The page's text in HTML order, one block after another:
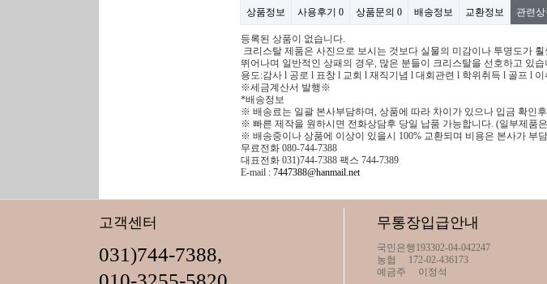
상품정보
사용후기 0 상품문의 0 배송정보 교환정보 관련상
등록된 상품이 없습니다.
크리스탈 제품은 사진으로 보시는 것보다 실물의 미감이나 투명도가 훨
뛰어나며 일반적인 상패의 경우, 많은 분들이 크리스탈을 선호하고 있습
용도:감사 l 공로 l 표창 l 교회 l 재직기념 l 대회관련 l 학위취득 l 골프 l
※세금계산서 발행※
*배송정보
※ 배송료는 일괄 본사부담하며, 상품에 따라 차이가 있으나 입금 확인
※ 빠른 제작을 원하시면 전화상담후 당일 납품 가능합니다. (일부제품
※ 배송중이나 상품에 이상이 있을시 100% 교환되며 비용은 본사가 부
무료전화 080-744-7388
대표전화 031)744-7388 팩스 744-7389
E-mail : 7447388@hanmail.net
고객센터
031)744-7388,
무통장입급안내
국민은행193302-04-042247
농협
172-02-436173
예금주
이정석